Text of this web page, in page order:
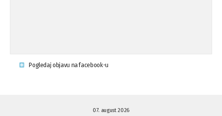
Pogledaj objavu na facebook-u
07. august 2026